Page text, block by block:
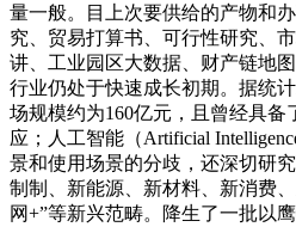
量一般。目上次要供给的产物和
究、贸易打算书、可行性研究、
讲、工业园区大数据、财产链地
行业仍处于快速成长初期。据统
场规模约为160亿元，且曾经具备
应；人工智能（Artificial
景和使用场景的分歧，还深切研
制制、新能源、新材料、新消费
网+”等新兴范畴。降生了一批以